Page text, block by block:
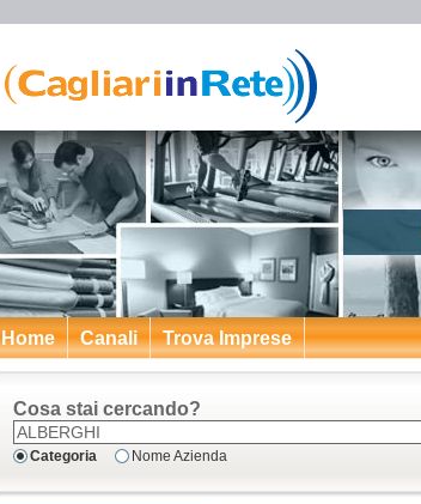
Home Canali Trova Imprese
Cosa stai cercando?
Categoria Nome Azienda